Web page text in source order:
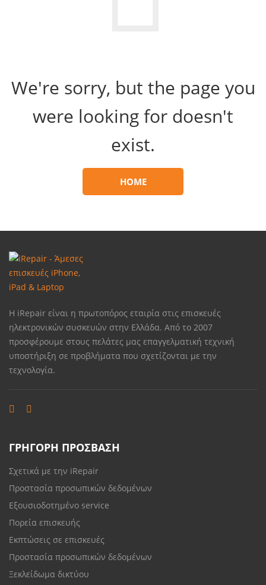
We're sorry, but the page you
were looking for doesn't
exist.
HOME
Η iRepair είναι η πρωτοπόρος εταιρία στις επισκευές
ηλεκτρονικών συσκευών στην Ελλάδα. Από το 2007
προσφέρουμε στους πελάτες μας επαγγελματική τεχνική
υποστήριξη σε προβλήματα που σχετίζονται με την
τεχνολογία.
ΓΡΗΓΟΡΗ ΠΡΟΣΒΑΣΗ
Σχετικά με την iRepair
Προστασία προσωπικών δεδομένων
Εξουσιοδοτημένο service
Πορεία επισκευής
Εκπτώσεις σε επισκευές
Προστασία προσωπικών δεδομένων
Ξεκλείδωμα δικτύου